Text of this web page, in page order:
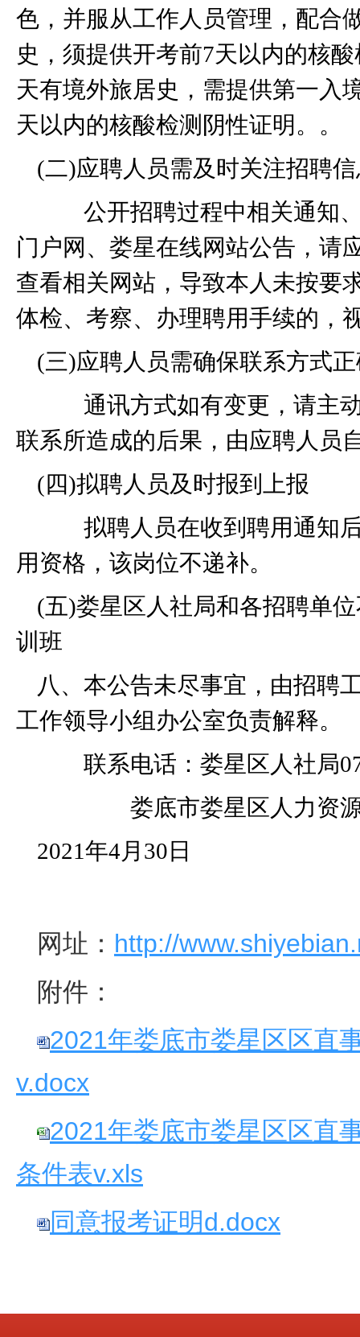
色，并服从工作人员管理，配合
史，须提供开考前7天以内的核
天有境外旅居史，需提供第一入
天以内的核酸检测阴性证明。。
(二)应聘人员需及时关注招聘
公开招聘过程中相关通知、
门户网、娄星在线网站公告，请
查看相关网站，导致本人未按要
体检、考察、办理聘用手续的
(三)应聘人员需确保联系方式
通讯方式如有变更，请主动
联系所造成的后果，由应聘人员
(四)拟聘人员及时报到上报
拟聘人员在收到聘用通知
用资格，该岗位不递补。
(五)娄星区人社局和各招聘单
训班
八、本公告未尽事宜，由招聘
工作领导小组办公室负责解释。
联系电话：娄星区人社局
娄底市娄星区人力资源
2021年4月 30 日
网址： http://
附件：
2021年娄底市娄星区区直
v.docx
2021年娄底市娄星区区直
条件表v.xls
同意报考证明d.docx